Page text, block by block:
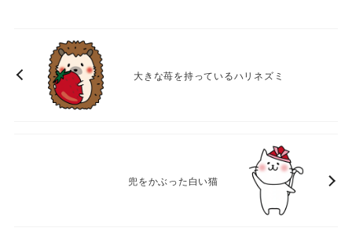
大きな苺を持っているハリネズミ
兜をかぶった白い猫